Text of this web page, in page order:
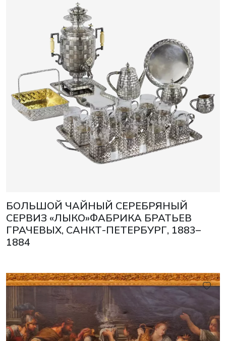
БОЛЬШОЙ ЧАЙНЫЙ СЕРЕБРЯНЫЙ
СЕРВИЗ «ЛЫКО»ФАБРИКА БРАТЬЕВ
ГРАЧЕВЫХ, САНКТ-ПЕТЕРБУРГ, 1883–
1884